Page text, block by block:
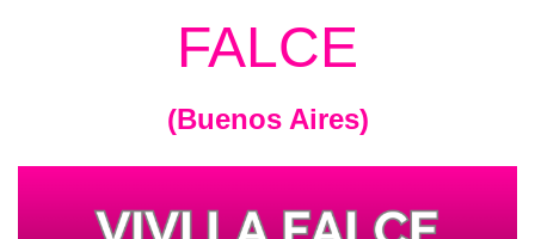
FALCE
(Buenos Aires)